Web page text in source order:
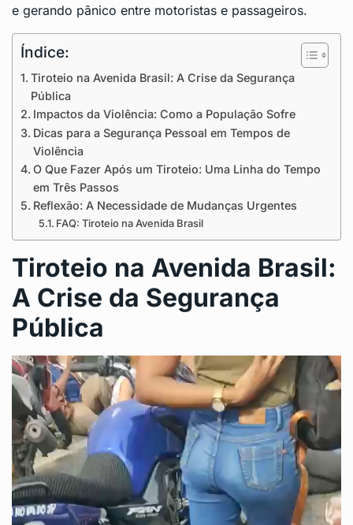
e gerando pânico entre motoristas e passageiros.
Índice:
Tiroteio na Avenida Brasil: A Crise da Segurança
Pública
Impactos da Violência: Como a População Sofre
Dicas para a Segurança Pessoal em Tempos de
Violência
O Que Fazer Após um Tiroteio: Uma Linha do Tempo
em Três Passos
Reflexão: A Necessidade de Mudanças Urgentes
FAQ: Tiroteio na Avenida Brasil
Tiroteio na Avenida Brasil:
A Crise da Segurança
Pública
T
o
a
d
o
r
d